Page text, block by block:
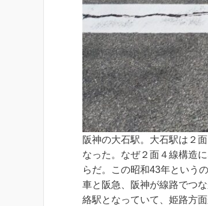
阪神の大石駅。大石駅は２
なった。なぜ２面４線構造
らだ。この昭和43年という
車と阪急、阪神が線路でつ
絡駅となっていて、姫路方